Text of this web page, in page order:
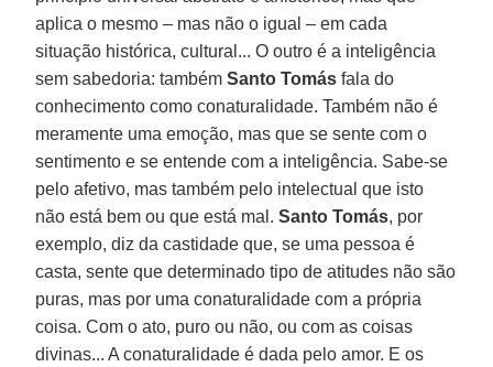
aplica o mesmo – mas não o igual – em cada
situação histórica, cultural... O outro é a inteligência
sem sabedoria: tambémSanto Tomás fala do
conhecimento como conaturalidade. Também não é
meramente uma emoção, mas que se sente com o
sentimento e se entende com a inteligência. Sabe-se
pelo afetivo, mas também pelo intelectual que isto
não está bem ou que está mal.Santo Tomás, por
exemplo, diz da castidade que, se uma pessoa é
casta, sente que determinado tipo de atitudes não são
puras, mas por uma conaturalidade com a própria
coisa. Com o ato, puro ou não, ou com as coisas
divinas... A conaturalidade é dada pelo amor. E os